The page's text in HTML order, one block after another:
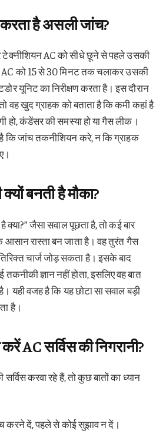
है असली जांच?
AC को सीधे छूने से पहले उसकी
AC को 15 से 30 मिनट तक चलाकर उसकी
यूनिट का निरीक्षण करता है। इस दौरान
वह खुद ग्राहक को बताता है कि कमी कहां है
हो, कंडेंसर की समस्या हो या गैस लीक।
कि जांच तकनीशियन करे, न कि ग्राहक
बनती है मौका?
जैसा सवाल पूछता है, तो कई बार
रास्ता बन जाता है। वह तुरंत गैस
चार्ज जोड़ सकता है। इसके बाद
ज्ञान नहीं होता, इसलिए वह बात
यही वजह है कि यह छोटा सा सवाल बड़ी
है।
AC सर्विस की निगरानी?
करवा रहे हैं, तो कुछ बातों का ध्यान
करने दें, पहले से कोई सुझाव न दें।